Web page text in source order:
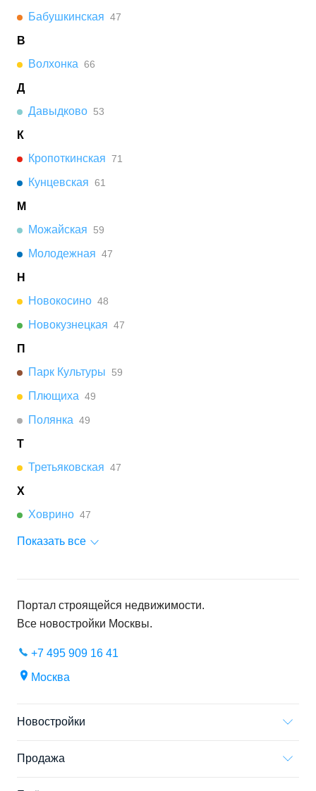
Бабушкинская 47
В
Волхонка 66
Д
Давыдково 53
К
Кропоткинская 71
Кунцевская 61
М
Можайская
59
Молодежная 47
Н
Новокосино 48
Новокузнецкая 47
П
Парк Культуры
59
Плющиха 49
Полянка 49
Т
Третьяковская 47
Х
Ховрино 47
Показать все
Портал строящейся недвижимости.
Все новостройки Москвы.
+7 495 909 16 41
Москва
Новостройки
Продажа